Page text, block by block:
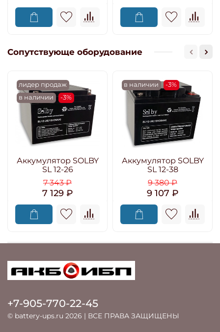
Сопутствующе оборудование
лидер продаж
в наличии
-3%
Аккумулятор SOLBY
SL 12-26
7 343 ₽
7 129 ₽
в наличии -3%
Аккумулятор SOLBY
SL 12-38
9 380 ₽
9 107 ₽
+7-905-770-22-45
© battery-ups.ru 2026 | ВСЕ ПРАВА ЗАЩИЩЕНЫ